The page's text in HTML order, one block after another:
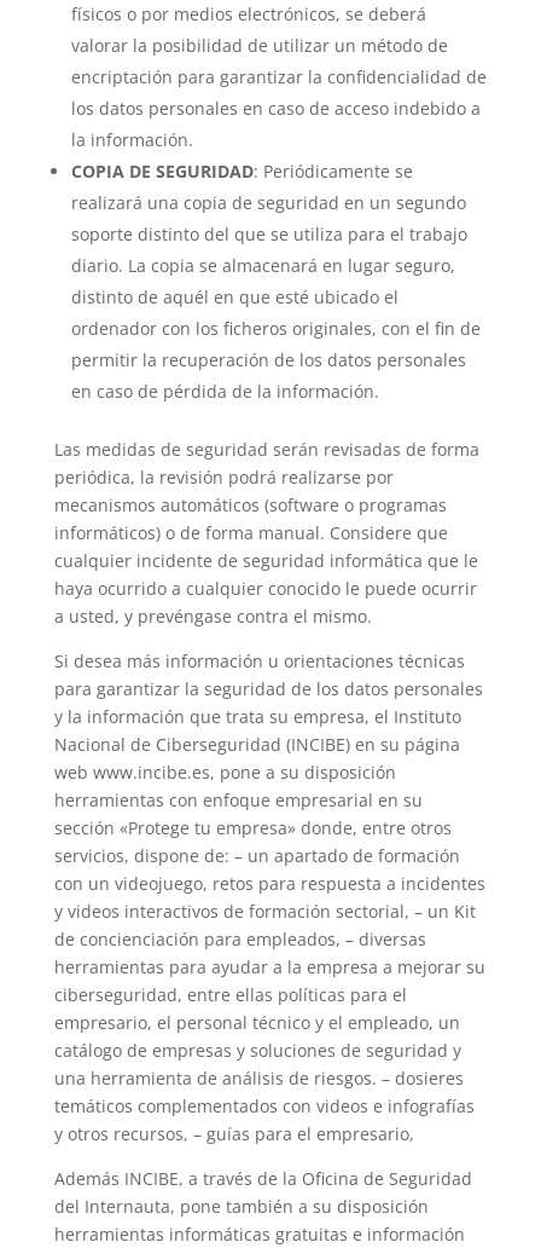
físicos o por medios electrónicos, se deberá
valorar la posibilidad de utilizar un método de
encriptación para garantizar la confidencialidad de
los datos personales en caso de acceso indebido a
la información.
COPIA DE SEGURIDAD: Periódicamente se
realizará una copia de seguridad en un segundo
soporte distinto del que se utiliza para el trabajo
diario. La copia se almacenará en lugar seguro,
distinto de aquél en que esté ubicado el
ordenador con los ficheros originales, con el fin de
permitir la recuperación de los datos personales
en caso de pérdida de la información.
Las medidas de seguridad serán revisadas de forma
periódica, la revisión podrá realizarse por
mecanismos automáticos (software o programas
informáticos) o de forma manual. Considere que
cualquier incidente de seguridad informática que le
haya ocurrido a cualquier conocido le puede ocurrir
a usted, y prevéngase contra el mismo.
Si desea más información u orientaciones técnicas
para garantizar la seguridad de los datos personales
y la información que trata su empresa, el Instituto
Nacional de Ciberseguridad (INCIBE) en su página
web www.incibe.es, pone a su disposición
herramientas con enfoque empresarial en su
sección «Protege tu empresa» donde, entre otros
servicios, dispone de: – un apartado de formación
con un videojuego, retos para respuesta a incidentes
y videos interactivos de formación sectorial, – un Kit
de concienciación para empleados, – diversas
herramientas para ayudar a la empresa a mejorar su
ciberseguridad, entre ellas políticas para el
empresario, el personal técnico y el empleado, un
catálogo de empresas y soluciones de seguridad y
una herramienta de análisis de riesgos. – dosieres
temáticos complementados con videos e infografías
y otros recursos, – guías para el empresario,
Además INCIBE, a través de la Oficina de Seguridad
del Internauta, pone también a su disposición
herramientas informáticas gratuitas e información